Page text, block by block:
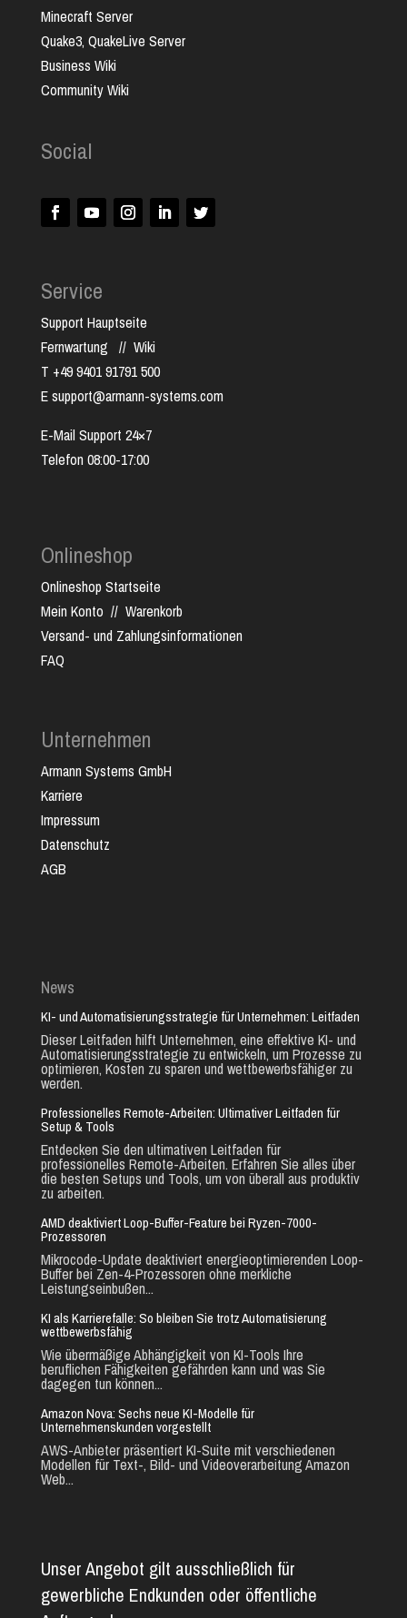
Minecraft Server
Quake3, QuakeLive Server
Business Wiki
Community Wiki
Social
Service
Support Hauptseite
Fernwartung // Wiki
T +49 9401 91791 500
E support@armann-systems.com
E-Mail Support 24×7
Telefon 08:00-17:00
Onlineshop
Onlineshop Startseite
Mein Konto // Warenkorb
Versand- und Zahlungsinformationen
FAQ
Unternehmen
Armann Systems GmbH
Karriere
Impressum
Datenschutz
AGB
News
KI- und Automatisierungsstrategie für Unternehmen: Leitfaden
Dieser Leitfaden hilft Unternehmen, eine effektive KI- und
Automatisierungsstrategie zu entwickeln, um Prozesse zu
optimieren, Kosten zu sparen und wettbewerbsfähiger zu
werden.
Professionelles Remote-Arbeiten: Ultimativer Leitfaden für
Setup & Tools
Entdecken Sie den ultimativen Leitfaden für
professionelles Remote-Arbeiten. Erfahren Sie alles über
die besten Setups und Tools, um von überall aus produktiv
zu arbeiten.
AMD deaktiviert Loop-Buffer-Feature bei Ryzen-7000-
Prozessoren
Mikrocode-Update deaktiviert energieoptimierenden Loop-
Buffer bei Zen-4-Prozessoren ohne merkliche
Leistungseinbußen...
KI als Karrierefalle: So bleiben Sie trotz Automatisierung
wettbewerbsfähig
Wie übermäßige Abhängigkeit von KI-Tools Ihre
beruflichen Fähigkeiten gefährden kann und was Sie
dagegen tun können...
Amazon Nova: Sechs neue KI-Modelle für
Unternehmenskunden vorgestellt
AWS-Anbieter präsentiert KI-Suite mit verschiedenen
Modellen für Text-, Bild- und Videoverarbeitung Amazon
Web...
Unser Angebot gilt ausschließlich für
gewerbliche Endkunden oder öffentliche